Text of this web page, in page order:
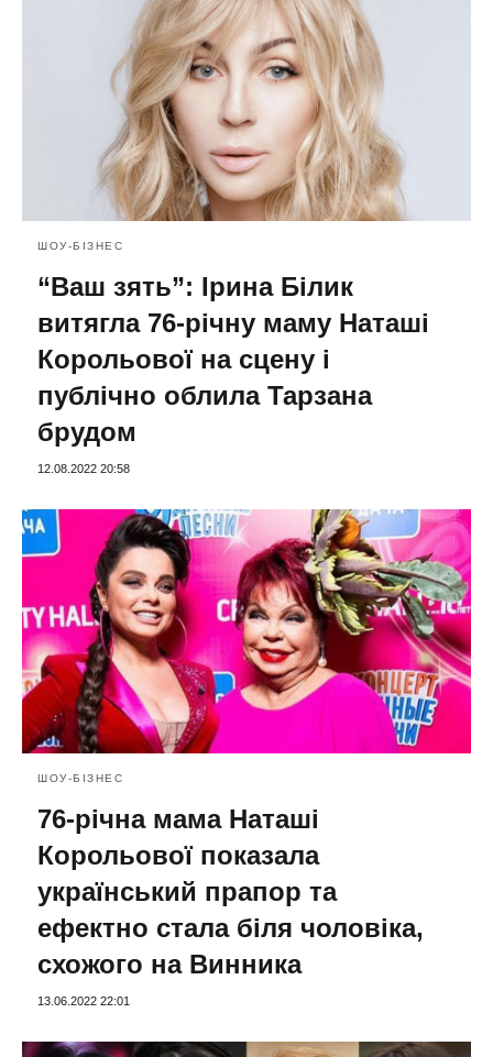
ШОУ-БІЗНЕС
“Ваш зять”: Ірина Білик
витягла 76-річну маму Наташі
Корольової на сцену і
публічно облила Тарзана
брудом
12.08.2022 20:58
ШОУ-БІЗНЕС
76-річна мама Наташі
Корольової показала
український прапор та
ефектно стала біля чоловіка,
схожого на Винника
13.06.2022 22:01